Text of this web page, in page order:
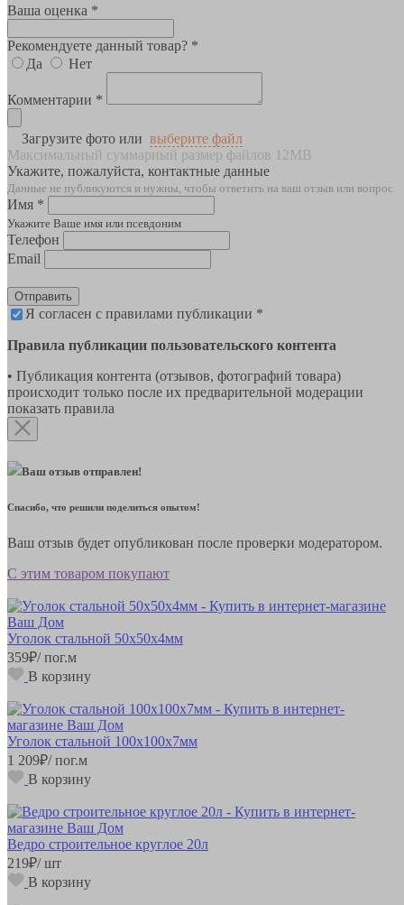
Ваша оценка *
Рекомендуете данный товар? *
Да
Нет
Комментарии *
Загрузите фото или выберите файл
Максимальный суммарный размер файлов 12MB
Укажите, пожалуйста, контактные данные
Данные не публикуются и нужны, чтобы ответить на ваш отзыв или вопрос
Имя *
Укажите Ваше имя или псевдоним
Телефон
Email
Отправить
Я согласен с правилами публикации *
Правила публикации пользовательского контента
• Публикация контента (отзывов, фотографий товара)
происходит только после их предварительной модерации
показать правила
Ваш отзыв отправлен!
Спасибо, что решили поделиться опытом!
Ваш отзыв будет опубликован после проверки модератором.
С этим товаром покупают
Уголок стальной 50х50х4мм
359₽/ пог.м
В корзину
Уголок стальной 100х100х7мм
1 209₽/ пог.м
В корзину
Ведро строительное круглое 20л
219₽/ шт
В корзину